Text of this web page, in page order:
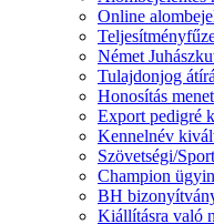
Online
Német
Tulajdonjog
Honosítás
Export pedigré
Kennelnév
Szövetségi/
Champion
BH
Kiállításra való